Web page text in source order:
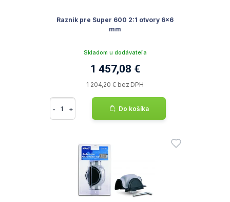
Razník pre Super 600 2:1 otvory 6x6
mm
Skladom u dodávateľa
1 457,08 €
1 204,20 € bez DPH
- + Do košíka